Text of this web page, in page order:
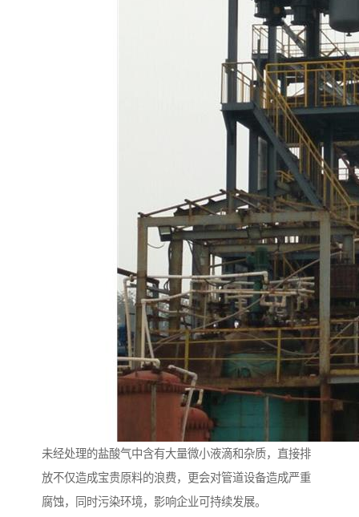
未经处理的盐酸气中含有大量微小液滴和杂质，直接排
放不仅造成宝贵原料的浪费，更会对管道设备造成严重
腐蚀，同时污染环境，影响企业可持续发展。